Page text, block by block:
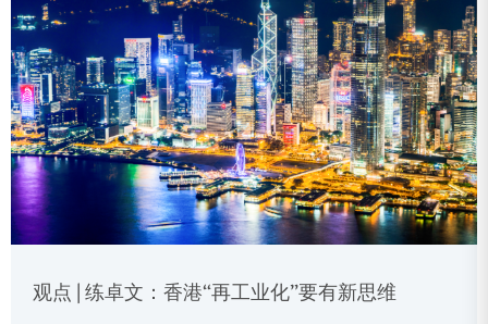
观点 | 练卓文：香港“再工业化”要有新思维